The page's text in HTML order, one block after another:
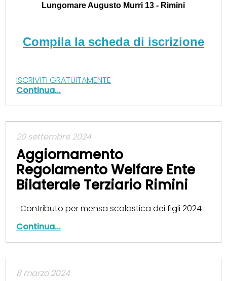
Lungomare Augusto Murri 13 - Rimini
Compila la scheda di iscrizione
ISCRIVITI GRATUITAMENTE
Continua...
20 settembre 2024
Aggiornamento
Regolamento Welfare Ente
Bilaterale Terziario Rimini
-Contributo per mensa scolastica dei figli 2024-
Continua...
8 marzo 2024